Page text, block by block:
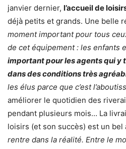
janvier dernier, l’accueil de
déjà petits et grands. Une belle
moment important pour tous
de cet équipement : les enfants
important pour les agents qui
dans des conditions très
les élus parce que c’est
améliorer le quotidien des
pendant plusieurs mois… La
loisirs (et son succès) est un bel
rentre dans la réalité. Entre le